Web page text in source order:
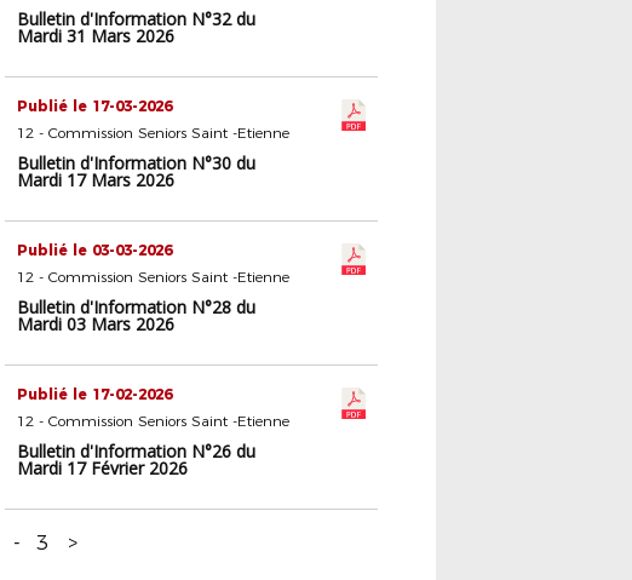
Bulletin d'Information N°32 du
Mardi 31 Mars 2026
Publié le 17-03-2026
12 - Commission Seniors Saint -Etienne
Bulletin d'Information N°30 du
Mardi 17 Mars 2026
Publié le 03-03-2026
12 - Commission Seniors Saint -Etienne
Bulletin d'Information N°28 du
Mardi 03 Mars 2026
Publié le 17-02-2026
12 - Commission Seniors Saint -Etienne
Bulletin d'Information N°26 du
Mardi 17 Février 2026
- 3 >